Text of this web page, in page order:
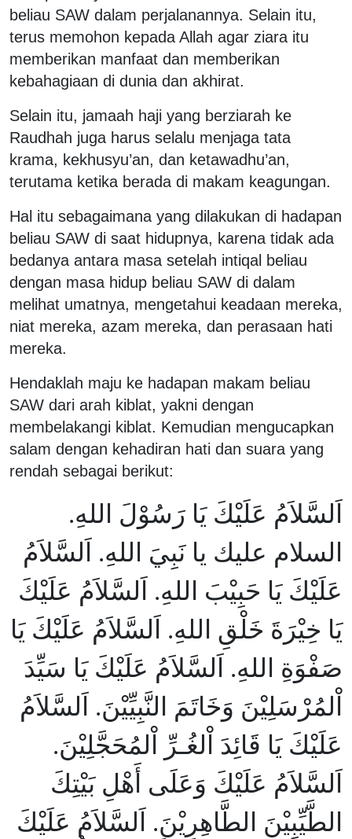
beliau SAW dalam perjalanannya. Selain itu,
terus memohon kepada Allah agar ziara itu
memberikan manfaat dan memberikan
kebahagiaan di dunia dan akhirat.
Selain itu, jamaah haji yang berziarah ke
Raudhah juga harus selalu menjaga tata
krama, kekhusyu’an, dan ketawadhu’an,
terutama ketika berada di makam keagungan.
Hal itu sebagaimana yang dilakukan di hadapan
beliau SAW di saat hidupnya, karena tidak ada
bedanya antara masa setelah intiqal beliau
dengan masa hidup beliau SAW di dalam
melihat umatnya, mengetahui keadaan mereka,
niat mereka, azam mereka, dan perasaan hati
mereka.
Hendaklah maju ke hadapan makam beliau
SAW dari arah kiblat, yakni dengan
membelakangi kiblat. Kemudian mengucapkan
salam dengan kehadiran hati dan suara yang
rendah sebagai berikut:
اَلسَّلاَمُ عَلَيْكَ يَا رَسُوْلَ اللهِ.
السلام عليك يا نَبِيَ اللهِ. اَلسَّلاَمُ
عَلَيْكَ يَا حَبِيْبَ اللهِ. اَلسَّلاَمُ عَلَيْكَ
يَا خِيْرَةَ خَلْقِ اللهِ. اَلسَّلاَمُ عَلَيْكَ يَا
صَفْوَةِ اللهِ. اَلسَّلاَمُ عَلَيْكَ يَا سَيِّدَ
اْلمُرْسَلِيْنَ وَخَاتَمَ النَّبِيِّيْنَ. اَلسَّلاَمُ
عَلَيْكَ يَا قَائِدَ اْلغُـرِّ اْلمُحَجَّلِيْنَ.
اَلسَّلاَمُ عَلَيْكَ وَعَلَى أَهْلِ بَيْتِكَ
الطَّيِّبِيْنَ الطَّاهِرِيْنَ. اَلسَّلاَمُ عَلَيْكَ